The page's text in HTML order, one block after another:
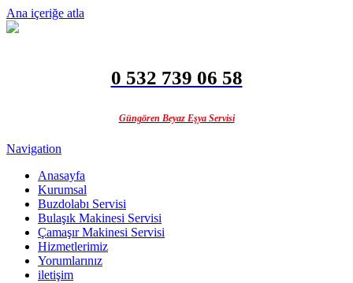
Ana içeriğe atla
0 532 739 06 58
Güngören Beyaz Eşya Servisi
Navigation
Anasayfa
Kurumsal
Buzdolabı Servisi
Bulaşık Makinesi Servisi
Çamaşır Makinesi Servisi
Hizmetlerimiz
Yorumlarınız
iletişim